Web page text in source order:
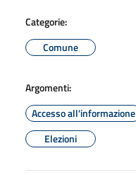
Categorie:
Comune
Argomenti:
Accesso all'informazione
Elezioni